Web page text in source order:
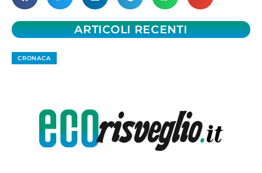
ARTICOLI RECENTI
CRONACA